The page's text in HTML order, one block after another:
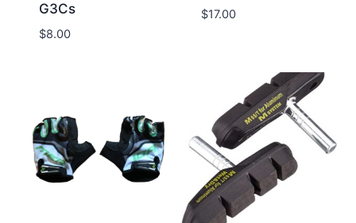
G3Cs
$8.00
$17.00